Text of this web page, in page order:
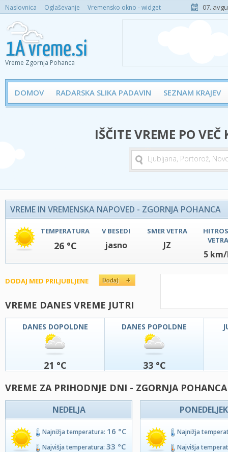
Naslovnica Oglaševanje Vremensko okno - widget 07.
Vreme Zgornja Pohanca
DOMOV RADARSKA SLIKA PADAVIN SEZNAM KRAJEV
IŠČITE VREME PO
VREME IN VREMENSKA NAPOVED - ZGORNJA POHANCA
TEMPERATURA
26 °C
V BESEDI
jasno
SMER VETRA
JZ
VETRA
5
DODAJ MED PRILJUBLJENE
VREME DANES VREME JUTRI
DANES DOPOLDNE
21 °C
DANES POPOLDNE
33 °C
VREME ZA PRIHODNJE DNI - ZGORNJA POHANCA
NEDELJA
Najnižja temperatura: 16 °C
Najvišja temperatura: 33 °C
PONEDELJEK
Najnižja
Najvišja